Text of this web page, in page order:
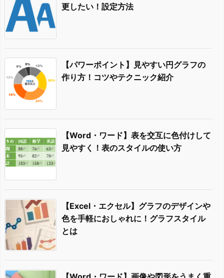
更したい！設定方法
【パワーポイント】見やすい円グラフの
作り方！コツやテクニック紹介
【Word・ワード】表を交互に色付けして
見やすく！表のスタイルの使い方
【Excel・エクセル】グラフのデザインや
色を手軽におしゃれに！グラフスタイル
とは